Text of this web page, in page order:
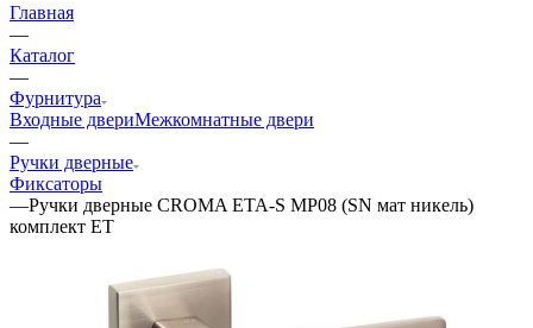
Главная
—
Каталог
—
Фурнитура
Входные двериМежкомнатные двери
—
Ручки дверные
Фиксаторы
—Ручки дверные CROMA ETA-S MP08 (SN мат никель)
комплект ET